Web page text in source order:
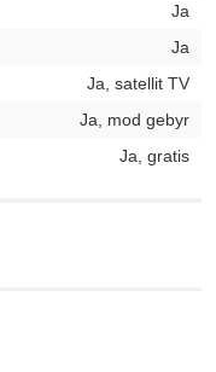
Ja
Ja
Ja, satellit TV
Ja, mod gebyr
Ja, gratis